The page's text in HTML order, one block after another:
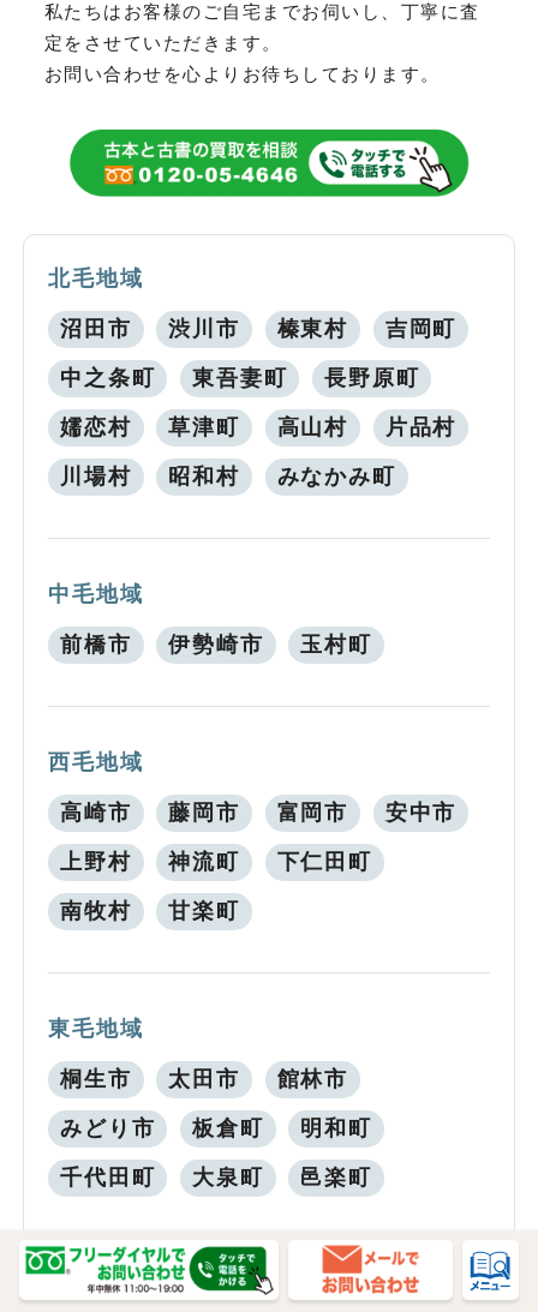
私たちはお客様のご自宅までお伺いし、丁寧に査
定をさせていただきます。
お問い合わせを心よりお待ちしております。
北毛地域
沼田市 渋川市 榛東村 吉岡町
中之条町 東吾妻町 長野原町
嬬恋村 草津町 高山村 片品村
川場村 昭和村 みなかみ町
中毛地域
前橋市 伊勢崎市 玉村町
西毛地域
高崎市 藤岡市 富岡市 安中市
上野村 神流町 下仁田町
南牧村 甘楽町
東毛地域
桐生市 太田市 館林市
みどり市 板倉町 明和町
千代田町 大泉町 邑楽町